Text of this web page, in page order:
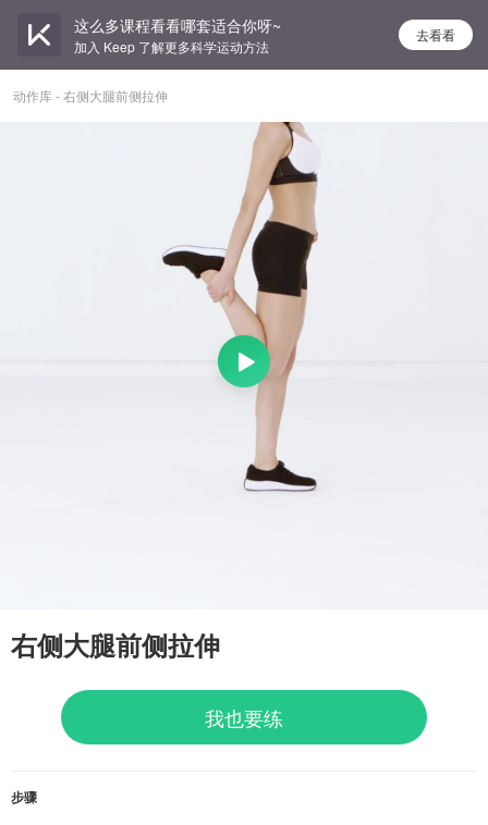
这么多课程看看哪套适合你呀~
加入 Keep 了解更多科学运动方法
去看看
动作库 - 右侧大腿前侧拉伸
右侧大腿前侧拉伸
我也要练
步骤